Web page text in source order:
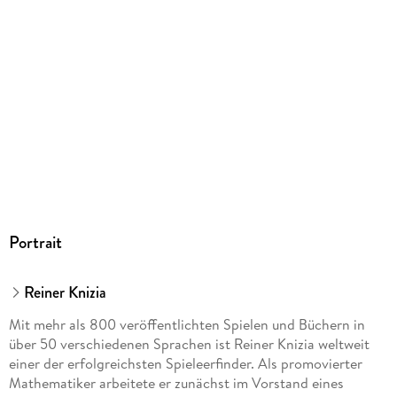
Portrait
Reiner Knizia
Mit mehr als 800 veröffentlichten Spielen und Büchern in
über 50 verschiedenen Sprachen ist Reiner Knizia weltweit
einer der erfolgreichsten Spieleerfinder. Als promovierter
Mathematiker arbeitete er zunächst im Vorstand eines